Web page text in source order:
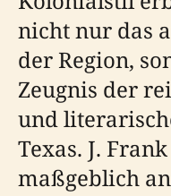
nicht nur das
der Region,
Zeugnis der
und
Texas. J.
maßgeblich